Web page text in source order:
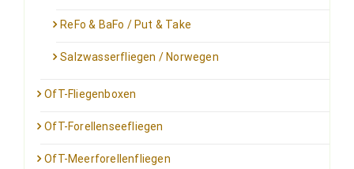
ReFo & BaFo / Put & Take
Salzwasserfliegen / Norwegen
OfT-Fliegenboxen
OfT-Forellenseefliegen
OfT-Meerforellenfliegen